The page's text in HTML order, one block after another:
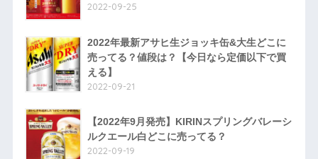
2022-09-25
2022年最新アサヒ生ジョッキ缶&大生どこに
売ってる？値段は？【今日なら定価以下で買
える】
2022-09-21
【2022年9月発売】KIRINスプリングバレーシ
ルクエール白どこに売ってる？
2022-09-19